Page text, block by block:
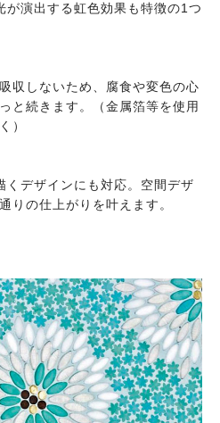
が演出する虹色効果も特徴の1つ
収しないため、腐食や変色の心
と続きます。（金属箔等を使用
）
くデザインにも対応。空間デザ
りの仕上がりを叶えます。